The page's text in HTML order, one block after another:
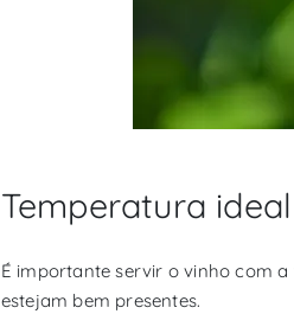
Temperatura
É importante servir o vinho com
estejam bem presentes.